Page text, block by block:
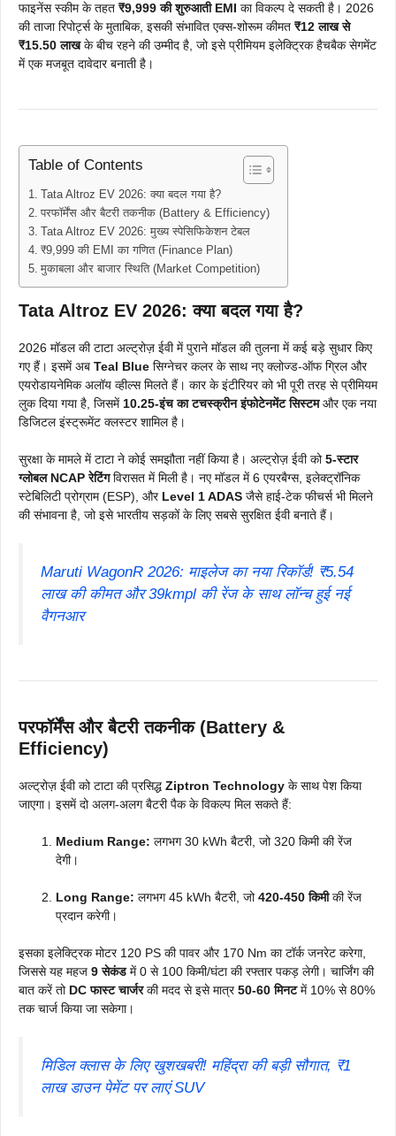
फाइनेंस स्कीम के तहत ₹9,999 की शुरुआती EMI का विकल्प दे सकती है। 2026
की ताजा रिपोर्ट्स के मुताबिक, इसकी संभावित एक्स-शोरूम कीमत ₹12 लाख से
₹15.50 लाखके बीच रहने की उम्मीद है, जो इसे प्रीमियम इलेक्ट्रिक हैचबैक सेगमेंट
में एक मजबूत दावेदार बनाती है।
Table of Contents
Tata Altroz EV 2026: क्या बदल गया है?
परफॉर्मेंस और बैटरी तकनीक (Battery & Efficiency)
Tata Altroz EV 2026: मुख्य स्पेसिफिकेशन टेबल
₹9,999 की EMI का गणित (Finance Plan)
मुकाबला और बाजार स्थिति (Market Competition)
Tata Altroz EV 2026: क्या बदल गया है?
2026 मॉडल की टाटा अल्ट्रोज़ ईवी में पुराने मॉडल की तुलना में कई बड़े सुधार किए
गए हैं। इसमें अब Teal Blue सिग्नेचर कलर के साथ नए क्लोज्ड-ऑफ ग्रिल और
एयरोडायनेमिक अलॉय व्हील्स मिलते हैं। कार के इंटीरियर को भी पूरी तरह से प्रीमियम
लुक दिया गया है, जिसमें10.25-इंच का टचस्क्रीन इंफोटेनमेंट सिस्टमऔर एक नया
डिजिटल इंस्ट्रूमेंट क्लस्टर शामिल है।
सुरक्षा के मामले में टाटा ने कोई समझौता नहीं किया है। अल्ट्रोज़ ईवी को5-स्टार
ग्लोबल NCAP रेटिंगविरासत में मिली है। नए मॉडल में 6 एयरबैग्स, इलेक्ट्रॉनिक
स्टेबिलिटी प्रोग्राम (ESP), और Level 1 ADAS जैसे हाई-टेक फीचर्स भी मिलने
की संभावना है, जो इसे भारतीय सड़कों के लिए सबसे सुरक्षित ईवी बनाते हैं।
Maruti WagonR 2026: माइलेज का नया रिकॉर्ड! ₹5.54
लाख की कीमत और 39kmpl की रेंज के साथ लॉन्च हुई नई
वैगनआर
परफॉर्मेंस और बैटरी तकनीक (Battery &
Efficiency)
अल्ट्रोज़ ईवी को टाटा की प्रसिद्ध Ziptron Technology के साथ पेश किया
जाएगा। इसमें दो अलग-अलग बैटरी पैक के विकल्प मिल सकते हैं:
Medium Range: लगभग 30 kWh बैटरी, जो 320 किमी की रेंज
देगी।
Long Range: लगभग 45 kWh बैटरी, जो420-450 किमीकी रेंज
प्रदान करेगी।
इसका इलेक्ट्रिक मोटर 120 PS की पावर और 170 Nm का टॉर्क जनरेट करेगा,
जिससे यह महज 9 सेकंडमें 0 से 100 किमी/घंटा की रफ्तार पकड़ लेगी। चार्जिंग की
बात करें तो DC फास्ट चार्जरकी मदद से इसे मात्र50-60 मिनटमें 10% से 80%
तक चार्ज किया जा सकेगा।
मिडिल क्लास के लिए खुशखबरी! महिंद्रा की बड़ी सौगात, ₹1
लाख डाउन पेमेंट पर लाएं SUV